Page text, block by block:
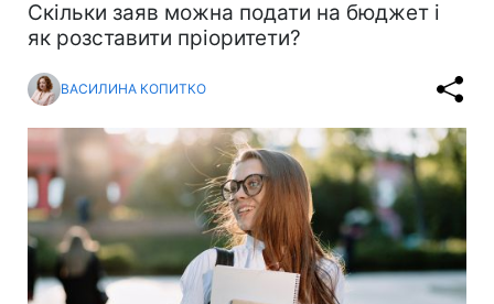
Скільки заяв можна подати на бюджет і
як розставити пріоритети?
ВАСИЛИНА КОПИТКО